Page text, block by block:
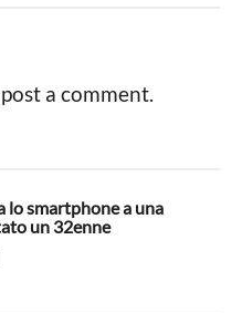
a comment.
lo smartphone a una
un 32enne